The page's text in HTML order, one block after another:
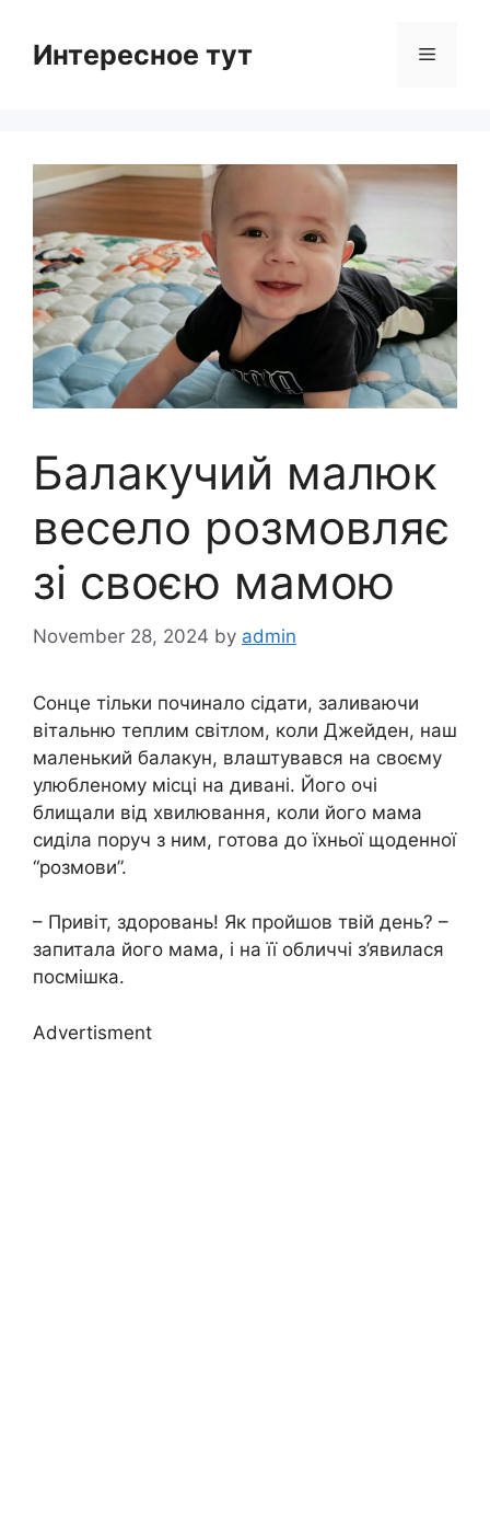
contentИнтересное тут Menu
Балакучий малюк
весело розмовляє
зі своєю мамою
November 28, 2024 by admin
Сонце тільки починало сідати, заливаючи
вітальню теплим світлом, коли Джейден, наш
маленький балакун, влаштувався на своєму
улюбленому місці на дивані. Його очі
блищали від хвилювання, коли його мама
сиділа поруч з ним, готова до їхньої щоденної
“розмови”.
– Привіт, здоровань! Як пройшов твій день? –
запитала його мама, і на її обличчі з’явилася
посмішка.
Advertisment